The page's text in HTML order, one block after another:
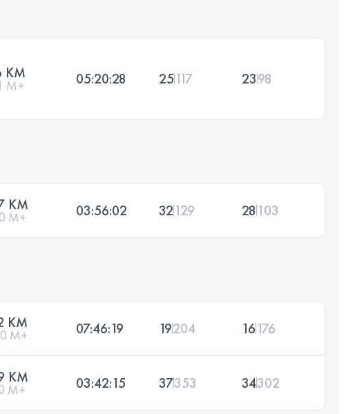
KM
M+ 05:20:28 25117 2398
KM
M+ 03:56:02 32129 28 103
KM
M+ 07:46:19 19204 16176
KM
M+ 03:42:15 37353 34302